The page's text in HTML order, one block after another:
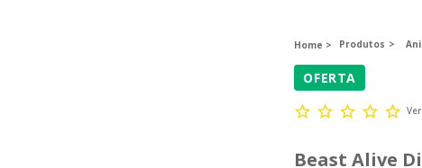
Produtos
OFERTA
Beast Alive